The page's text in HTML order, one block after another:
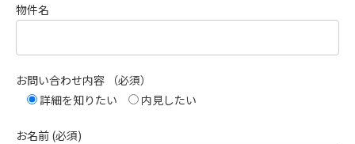
物件名
お問い合わせ内容 （必須）
詳細を知りたい
内見したい
お名前 (必須)